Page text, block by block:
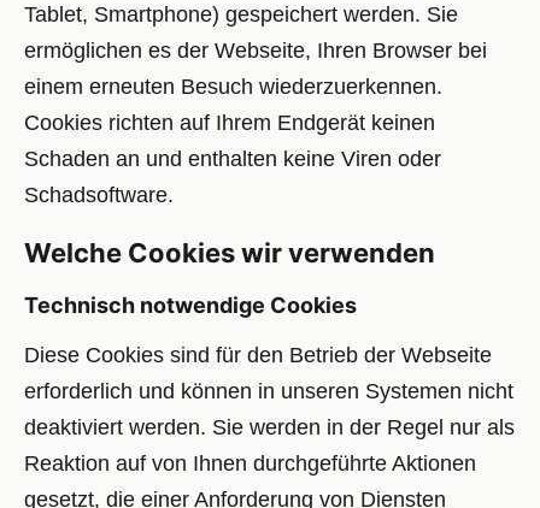
Tablet, Smartphone) gespeichert werden. Sie
ermöglichen es der Webseite, Ihren Browser bei
einem erneuten Besuch wiederzuerkennen.
Cookies richten auf Ihrem Endgerät keinen
Schaden an und enthalten keine Viren oder
Schadsoftware.
Welche Cookies wir verwenden
Technisch notwendige Cookies
Diese Cookies sind für den Betrieb der Webseite
erforderlich und können in unseren Systemen nicht
deaktiviert werden. Sie werden in der Regel nur als
Reaktion auf von Ihnen durchgeführte Aktionen
gesetzt, die einer Anforderung von Diensten